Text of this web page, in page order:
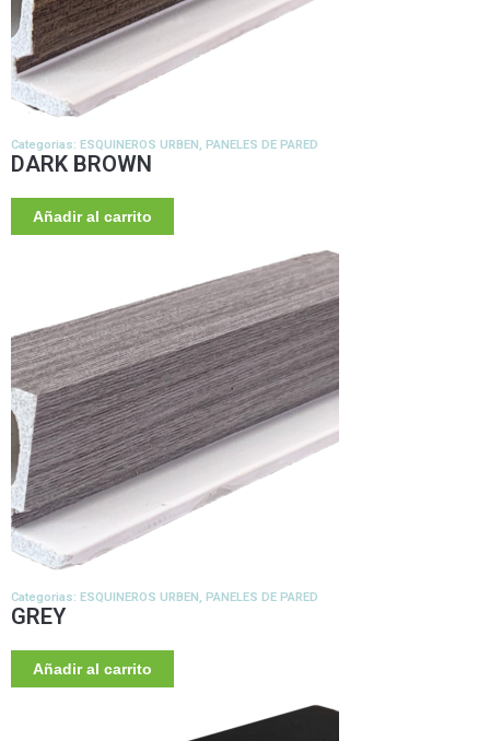
Categorias: ESQUINEROS URBEN, PANELES DE PARED
DARK BROWN
Añadir al carrito
Categorias: ESQUINEROS URBEN, PANELES DE PARED
GREY
Añadir al carrito